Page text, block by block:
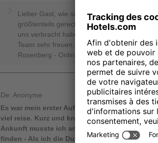
Lieber Gast, wie schön, dass wir Ihren
größtenteils gerecht werden konnten und
uns verbracht haben. Über ein baldiges
Team sehr freuen. Herzliche Grüße, Ihr
Rosenberg - Online Reputation Manager
De: Anonyme
Es war mein erster Aufenthalt in einem H+
viel reise. Kurz und knapp, ich werde H+ nicht
Ankunft musste ich an der Bar fragen, um den
finden - Als ich die Dusche nur geöffnet